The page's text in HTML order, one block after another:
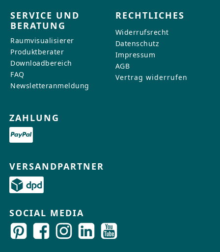
SERVICE UND
BERATUNG
Raumvisualisierer
Produktberater
Downloadbereich
FAQ
Newsletteranmeldung
RECHTLICHES
Widerrufsrecht
Datenschutz
Impressum
AGB
Vertrag widerrufen
ZAHLUNG
VERSANDPARTNER
SOCIAL MEDIA